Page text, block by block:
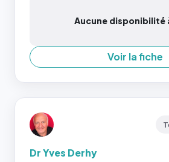
Aucune disponibilité
Voir la fiche
Dr Yves Derhy